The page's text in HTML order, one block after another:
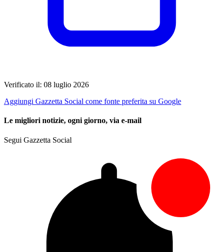
Verificato il: 08 luglio 2026
Aggiungi Gazzetta Social come fonte preferita su Google
Le migliori notizie, ogni giorno, via e-mail
Segui Gazzetta Social